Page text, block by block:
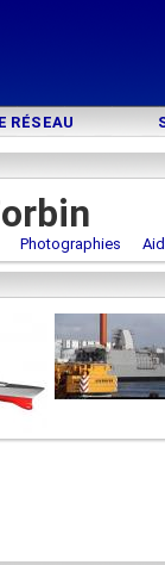
RÉSEAU
Photographies